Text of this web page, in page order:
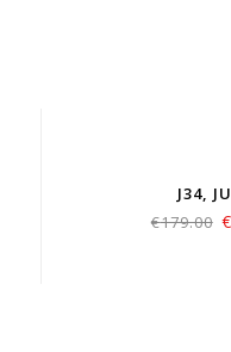
J34,
€179.00 €